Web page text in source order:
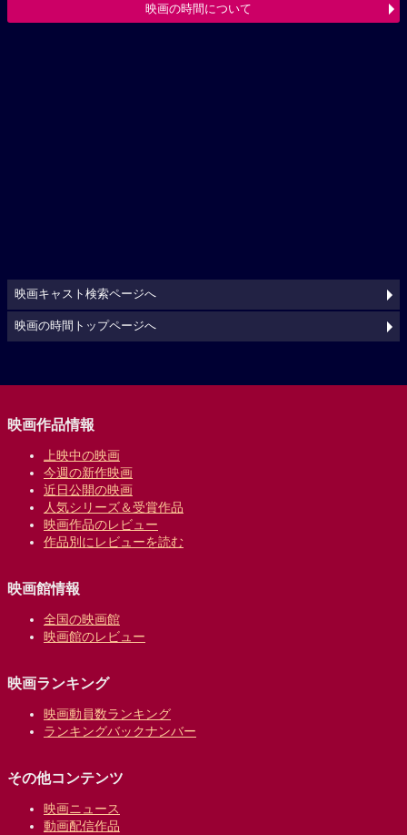
映画の時間について
映画キャスト検索ページへ
映画の時間トップページへ
映画作品情報
上映中の映画
今週の新作映画
近日公開の映画
人気シリーズ＆受賞作品
映画作品のレビュー
作品別にレビューを読む
映画館情報
全国の映画館
映画館のレビュー
映画ランキング
映画動員数ランキング
ランキングバックナンバー
その他コンテンツ
映画ニュース
動画配信作品